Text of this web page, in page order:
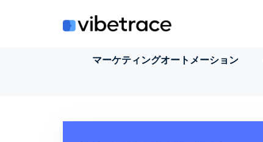
マーケティングオートメーション